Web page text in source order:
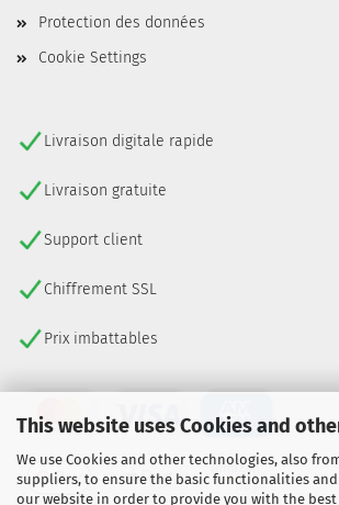
This website uses Cookies and
We use Cookies and other technologies, also
suppliers, to ensure the basic functionalities and
our website in order to provide you with the
Protection des données
Cookie Settings
Livraison digitale rapide
Livraison gratuite
Support client
Chiffrement SSL
Prix imbattables